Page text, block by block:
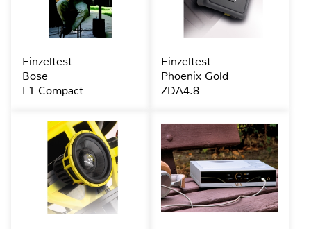
Einzeltest
Bose
L1 Compact
Einzeltest
Phoenix Gold
ZDA4.8